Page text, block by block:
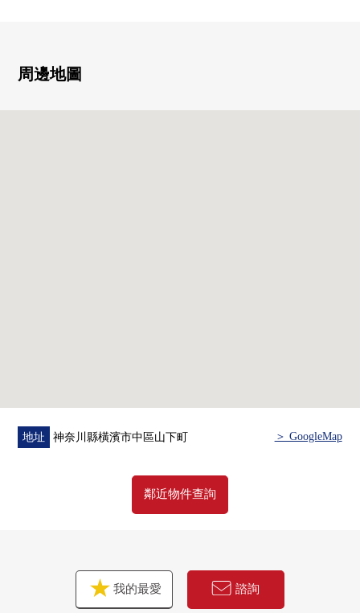
・ 有在洗的衣物曬幹之前的日光浴室
房屋的詳細、需討論是如感興趣,歡迎請隨時聯繫我們。
周邊地圖
地址 神奈川縣橫濱市中區山下町 ＞ GoogleMap
鄰近物件查詢
我的最愛 諮詢